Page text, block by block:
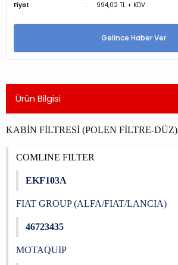
Fiyat 994,02 TL + KDV
Gelince Haber Ver
Ürün Bilgisi
KABİN FİLTRESİ (POLEN FİLTRE-DÜZ)
COMLINE FILTER
EKF103A
FIAT GROUP (ALFA/FIAT/LANCIA)
46723435
MOTAQUIP